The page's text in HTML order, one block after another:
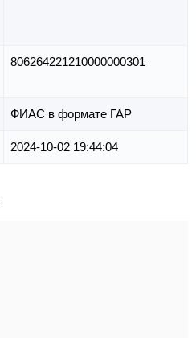
806264221210000000301
ФИАС в формате ГАР
2024-10-02 19:44:04